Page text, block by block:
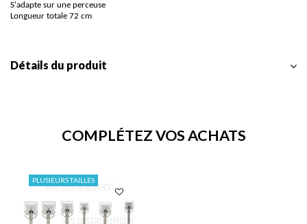
S'adapte sur une perceuse
Longueur totale 72 cm
Détails du produit
COMPLÉTEZ VOS ACHATS
PLUSIEURS TAILLES